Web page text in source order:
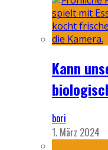
Kann
bori
1. März 2024